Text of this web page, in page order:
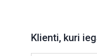
Klienti, kuri